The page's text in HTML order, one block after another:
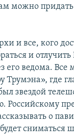
можно
и все, кого
и
его ведома. Все
Трумэна», где
звездой
Российскому
о
сниматься